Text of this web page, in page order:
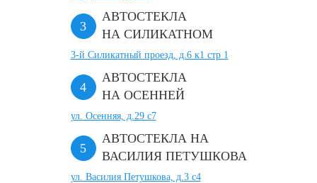
АВТОСТЕКЛА
НА СИЛИКАТНОМ
3-й Силикатный проезд, д.6 к1 стр 1
АВТОСТЕКЛА
НА ОСЕННЕЙ
ул. Осенняя, д.29 с7
АВТОСТЕКЛА НА
ВАСИЛИЯ ПЕТУШКОВА
ул. Василия Петушкова, д.3 с4